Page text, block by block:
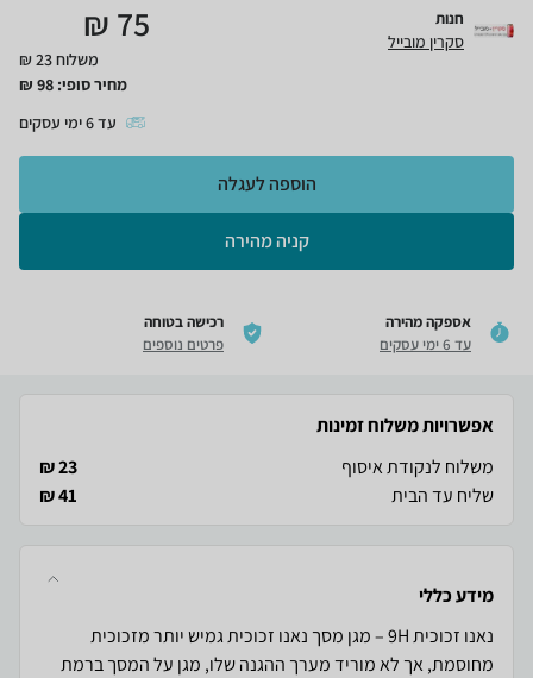
חנות
סקרין מובייל 75
₪
משלוח 23 ₪
מחיר סופי: 98
₪
עד6ימי עסקים
קניה מהירה
הוספה לעגלה
אספקה מהירה
עד 6 ימי עסקים
רכישה בטוחה
פרטים נוספים
אפשרויות משלוח זמינות
משלוח לנקודת איסוף
23 ₪
שליח עד הבית
41 ₪
מידע כללי
נאנו זכוכית 9H – מגן מסך נאנו זכוכית גמיש יותר מזכוכית
מחוסמת, אך לא מוריד מערך ההגנה שלו, מגן על המסך ברמת